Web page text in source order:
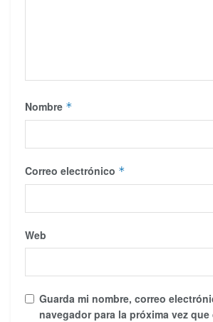
Nombre *
Correo electrónico *
Web
Guarda mi nombre, correo
navegador para la próxima vez que